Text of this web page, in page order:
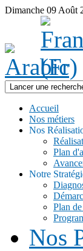
Dimanche 09 Août
Accueil
Nos métiers
Nos
Plan
Notre
Plan
Nos